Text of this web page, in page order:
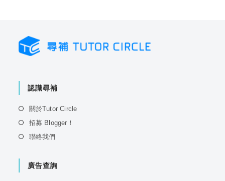
認識尋補
關於Tutor CircleOpens
招募 Blogger！
聯絡我們
new
廣告查詢